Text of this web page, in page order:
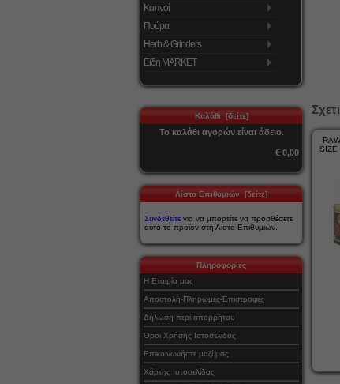
Καπνοί
Πούρα
Herb & Grinders
Είδη MARKET
Καλάθι [δείτε]
Το καλάθι αγορών είναι άδειο.
€ 0,00
Λίστα Επιθυμιών [δείτε]
Συνδεθείτε για να μπορείτε να προσθέσετε
αυτό το προϊόν στη Λίστα Επιθυμιών.
Πληροφορίες
Η Εταιρία μας
Αποστολή-Πληρωμές-Επιστροφές
Δήλωση περί απορρήτου
Όροι Χρήσης Ιστοσελίδας
Επικοινωνήστε μαζί μας
Χάρτης Ιστοσελίδας
SIZE